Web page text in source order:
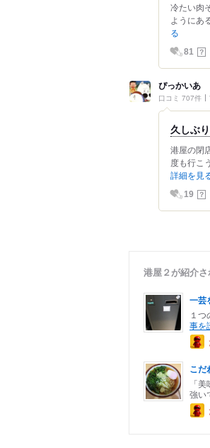
冷たい肉
ようにあ
る
81 ？
ぴっかいあ
口コミ 707件
久しぶ
港屋の閉
度も行こ
詳細を見
19 ？
港屋２が紹介
一芸
１
事を
こだ
「
強い